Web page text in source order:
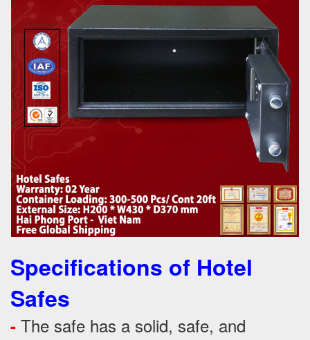
Specifications of Hotel
Safes
- The safe has a solid, safe, and